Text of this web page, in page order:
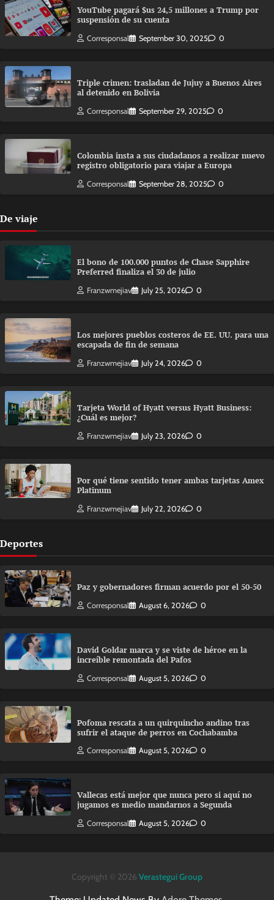
YouTube pagará $us 24,5 millones a Trump por
suspensión de su cuenta
Corresponsal September 30, 2025 0
Triple crimen: trasladan de Jujuy a Buenos Aires
al detenido en Bolivia
Corresponsal September 29, 2025 0
Colombia insta a sus ciudadanos a realizar nuevo
registro obligatorio para viajar a Europa
Corresponsal September 28, 2025 0
De viaje
El bono de 100.000 puntos de Chase Sapphire
Preferred finaliza el 30 de julio
Franzwmejiav July 25, 2026 0
Los mejores pueblos costeros de EE. UU. para una
escapada de fin de semana
Franzwmejiav July 24, 2026 0
Tarjeta World of Hyatt versus Hyatt Business:
¿Cuál es mejor?
Franzwmejiav July 23, 2026 0
Por qué tiene sentido tener ambas tarjetas Amex
Platinum
Franzwmejiav July 22, 2026 0
Deportes
Paz y gobernadores firman acuerdo por el 50-50
Corresponsal August 6, 2026 0
David Goldar marca y se viste de héroe en la
increíble remontada del Pafos
Corresponsal August 5, 2026 0
Pofoma rescata a un quirquincho andino tras
sufrir el ataque de perros en Cochabamba
Corresponsal August 5, 2026 0
Vallecas está mejor que nunca pero si aquí no
jugamos es medio mandarnos a Segunda
Corresponsal August 5, 2026 0
Copyright © 2026 Verastegui Group